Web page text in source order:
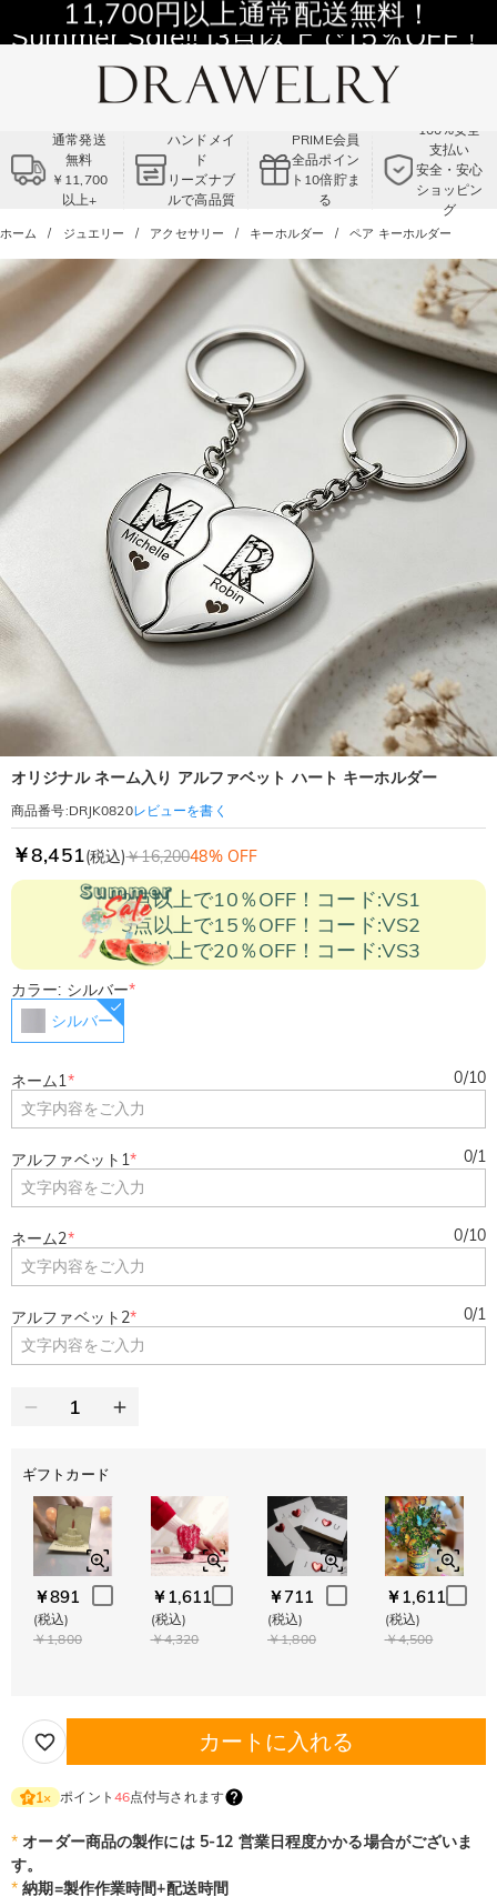
11,700円以上通常配送無料！
Summer Sale!! |3点以上で15％OFF！
コード:VS2
通常発送
無料
￥11,700
以上+
ハンドメイ
ド
リーズナブ
ルで高品質
PRIME会員
全品ポイン
ト10倍貯ま
る
100%安全
支払い
安全・安心
ショッピン
グ
ホーム ジュエリー アクセサリー キーホルダー ペア キーホルダー
オリジナル ネーム入り アルファベット ハート キーホルダー
商品番号:DRJK0820レビューを書く
￥8,451(税込)￥16,20048% OFF
2点以上で10％OFF！コード:VS1
3点以上で15％OFF！コード:VS2
5点以上で20％OFF！コード:VS3
カラー: シルバー*
シルバー
ネーム1* 0/10
アルファベット1* 0/1
ネーム2* 0/10
アルファベット2* 0/1
ギフトカード
￥891
(税込)
￥1,800
￥1,611
(税込)
￥4,320
￥711
(税込)
￥1,800
￥1,611
(税込)
￥4,500
カートに入れる
1× ポイント 46点付与されます
* オーダー商品の製作には 5-12 営業日程度かかる場合がございま
す。
* 納期=製作作業時間+配送時間